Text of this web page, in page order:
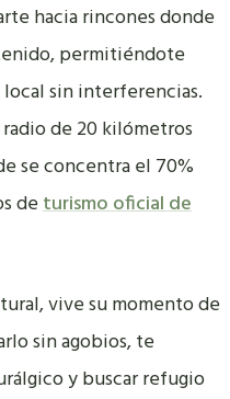
hacia rincones donde
permitiéndote
sin interferencias.
de 20 kilómetros
se concentra el 70%
deturismo oficial de
vive su momento de
sin agobios, te
y buscar refugio